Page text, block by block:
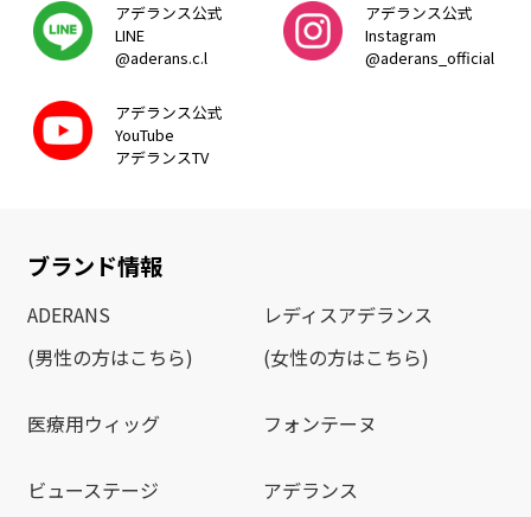
アデランス公式
LINE
@aderans.c.l
アデランス公式
Instagram
@aderans_official
アデランス公式
YouTube
アデランスTV
ブランド情報
ADERANS
(男性の方はこちら)
レディスアデランス
(女性の方はこちら)
医療用ウィッグ フォンテーヌ
ビューステージ
アデランス